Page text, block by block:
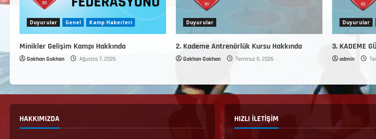
Duyurular Genel Kamp Haberleri
Minikler Gelişim Kampı Hakkında
Gokhan Gokhan Ağustos 7, 2026
Duyurular
2. Kademe Antrenörlük Kursu Hakkında
Gokhan Gokhan Temmuz 6, 2026
Duyurular
3. KADEME
admin
HAKKIMIZDA HIZLI İLETİŞİM